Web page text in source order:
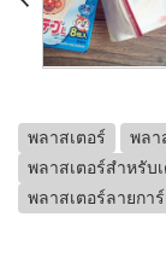
พลาสเตอร์ พลา
พลาสเตอร์สำหรับ
พลาสเตอร์ลายกา